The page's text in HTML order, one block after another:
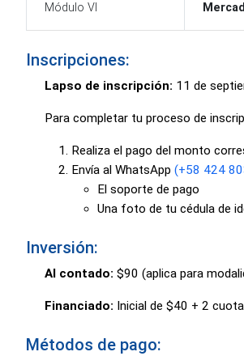
Módulo VI
Inscripciones:
Lapso de inscripción: 11 de
Para completar tu proceso de
Realiza el pago del monto
Envía al WhatsApp (+58 424
El soporte de pago
Una foto de tu cédula de
Inversión:
Al contado: $90 (aplica para
Financiado: Inicial de $40 + 2
Métodos de pago: